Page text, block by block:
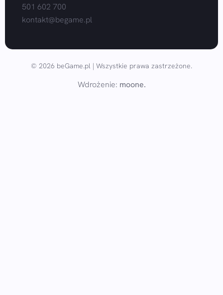
501 602 700
kontakt@begame.pl
© 2026 beGame.pl | Wszystkie prawa zastrzeżone.
Wdrożenie: moone.